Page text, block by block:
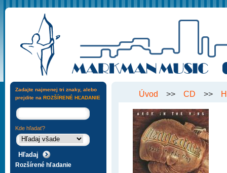
Úvod >> CD >>
Zadajte najmenej tri znaky, alebo
prejdite na ROZŠÍRENÉ HĽADANIE
Kde hľadať?
Rozšírené hľadanie